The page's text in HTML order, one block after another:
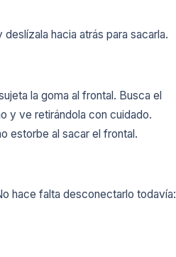
hacia atrás para sacarla.
la goma al frontal. Busca el
y ve retirándola con cuidado.
estorbe al sacar el frontal.
hace falta desconectarlo todavía: